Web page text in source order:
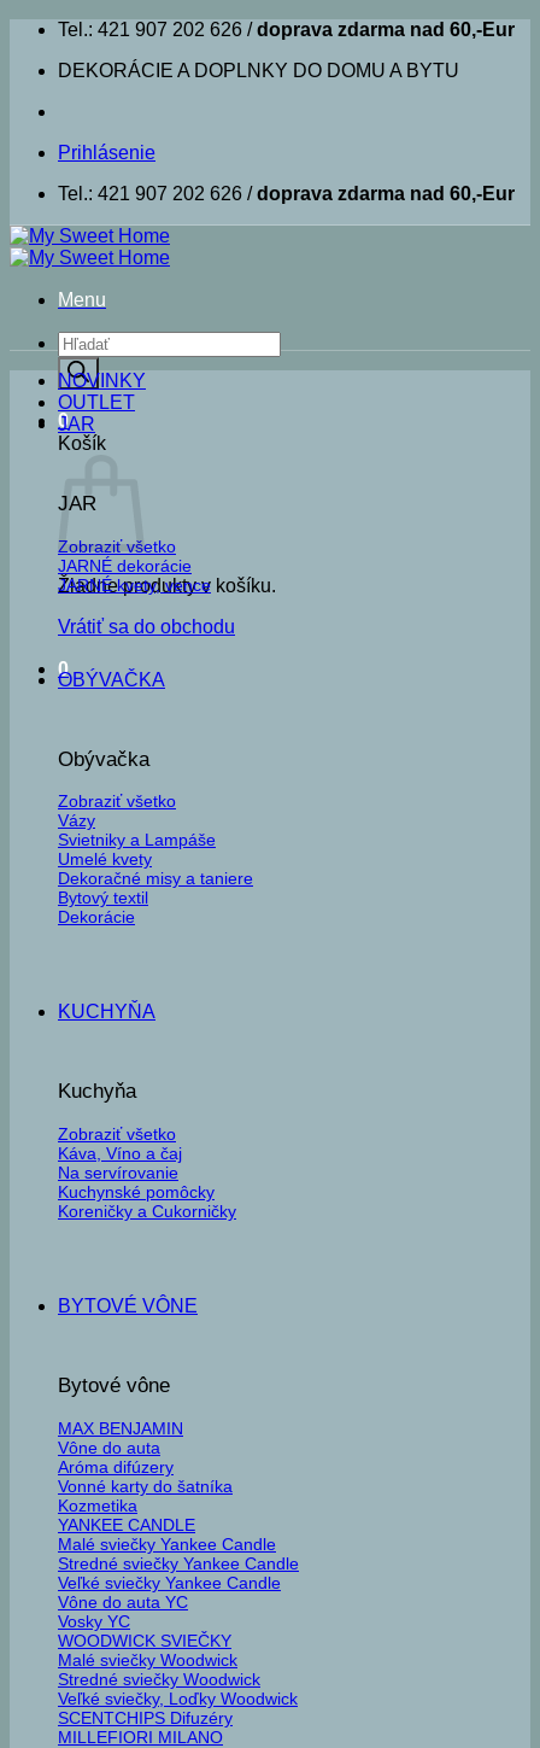
Skip
content
Tel.: 421 907 202 626 /doprava zdarma nad 60,-Eur
DEKORÁCIE A DOPLNKY DO DOMU A BYTU
Prihlásenie
Tel.: 421 907 202 626 /doprava zdarma nad 60,-Eur
Menu
Products
search
0
Košík
Žiadne produkty v košíku.
Vrátiť sa do obchodu
0
NOVINKY
OUTLET
JAR
JAR
Zobraziť všetko
JARNÉ dekorácie
JARNÉ kvety, vence
OBÝVAČKA
Obývačka
Zobraziť všetko
Vázy
Svietniky a Lampáše
Umelé kvety
Dekoračné misy a taniere
Bytový textil
Dekorácie
KUCHYŇA
Kuchyňa
Zobraziť všetko
Káva, Víno a čaj
Na servírovanie
Kuchynské pomôcky
Koreničky a Cukorničky
BYTOVÉ VÔNE
Bytové vône
MAX BENJAMIN
Vône do auta
Aróma difúzery
Vonné karty do šatníka
Kozmetika
YANKEE CANDLE
Malé sviečky Yankee Candle
Stredné sviečky Yankee Candle
Veľké sviečky Yankee Candle
Vône do auta YC
Vosky YC
WOODWICK SVIEČKY
Malé sviečky Woodwick
Stredné sviečky Woodwick
Veľké sviečky, Loďky Woodwick
SCENTCHIPS Difuzéry
MILLEFIORI MILANO